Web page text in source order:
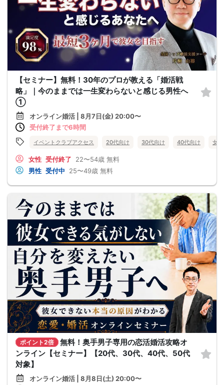
【セミナー】無料！30年のプロが教える「婚活戦
略」｜今のままでは一生変わらないと感じる男性へ
①
オンライン婚活 | 8月7日(金) 20:00〜
受付終了まで6時間
イベントクラブアクセス 20代向け 30代向け 40代向け 女
女性 受付終了 22〜54歳 無料
男性 受付中 25〜49歳 無料
ポイント2倍
無料！奥手男子専用の恋活婚活攻略オ
ンライン【セミナー】【20代、30代、40代、50代
対象】
オンライン婚活 | 8月8日(土) 20:00〜